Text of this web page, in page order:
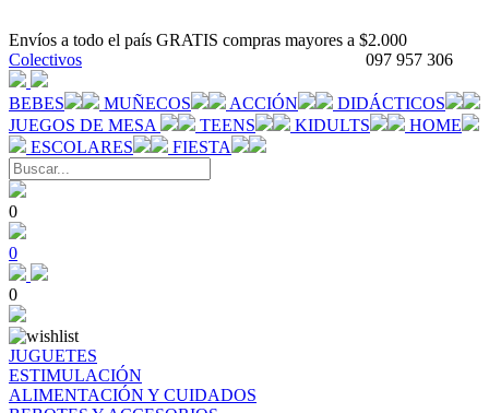
Envíos a todo el país GRATIS compras mayores a $2.000
097 957 306
Colectivos
BEBES MUÑECOS ACCIÓN
DIDÁCTICOS
JUEGOS DE MESA
TEENS KIDULTS
HOME
ESCOLARES
FIESTA
0
0
0
JUGUETES
ESTIMULACIÓN
ALIMENTACIÓN Y CUIDADOS